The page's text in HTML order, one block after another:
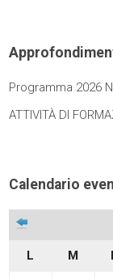
Programma 2026
ATTIVITÀ DI
Calendario
L M